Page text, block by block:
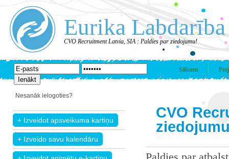
Eurika Labdarība
CVO Recruitment Latvia, SIA : Paldies par ziedojumu!
Sākums
Nesanāk ielogoties?
CVO